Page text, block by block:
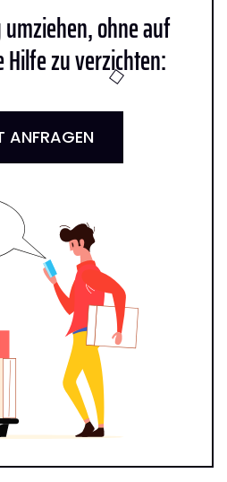
ohne auf
zu verzichten:
ANFRAGEN